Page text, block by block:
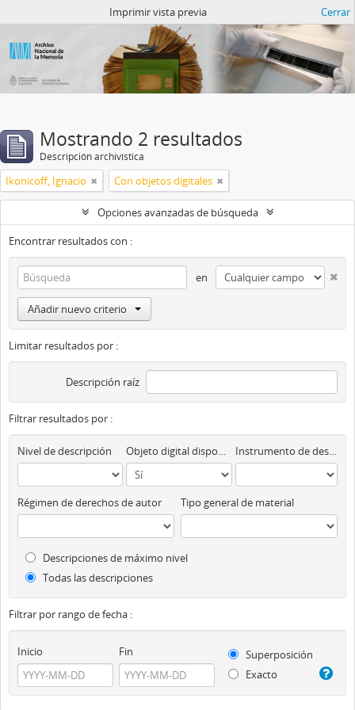
Imprimir vista previa Cerrar
Mostrando 2 resultados
Descripción archivística
Ikonicoff, Ignacio Con objetos digitales
Opciones avanzadas de búsqueda
Encontrar resultados con :
en
Añadir nuevo criterio
Limitar resultados por :
Descripción raíz
Filtrar resultados por :
Nivel de descripción Objeto digital disponibles Instrumento de descripción
Régimen de derechos de autor Tipo general de material
Descripciones de máximo nivel
Todas las descripciones
Filtrar por rango de fecha :
Inicio Fin
Superposición
Exacto